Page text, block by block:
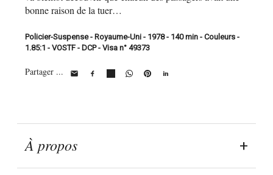
bonne raison de la tuer…
Policier-Suspense - Royaume-Uni - 1978 - 140 min - Couleurs -
1.85:1 - VOSTF - DCP - Visa n° 49373
Partager ...
À propos